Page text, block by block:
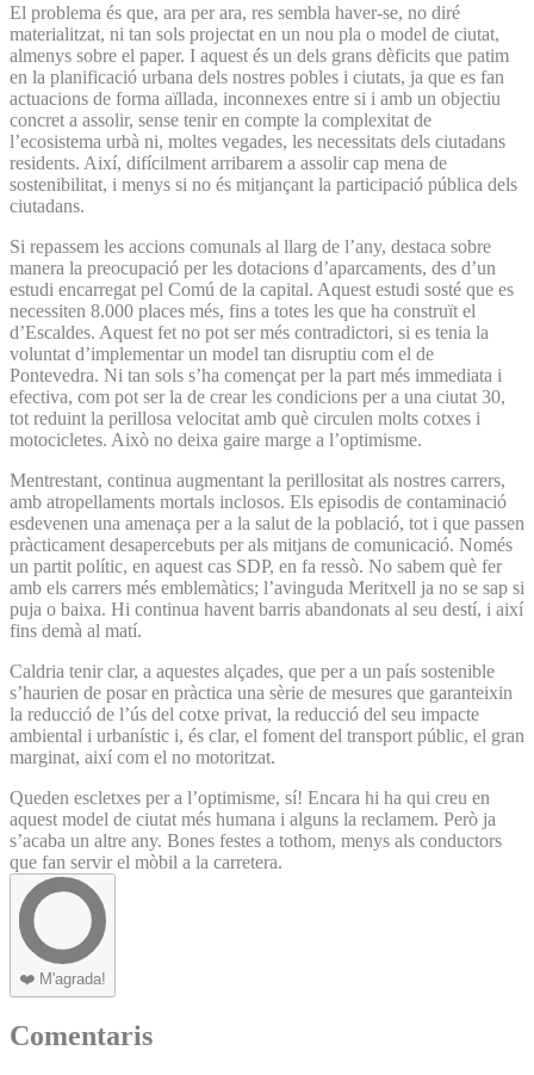
El problema és que, ara per ara, res sembla haver-se, no diré
materialitzat, ni tan sols projectat en un nou pla o model de ciutat,
almenys sobre el paper. I aquest és un dels grans dèficits que patim
en la planificació urbana dels nostres pobles i ciutats, ja que es fan
actuacions de forma aïllada, inconnexes entre si i amb un objectiu
concret a assolir, sense tenir en compte la complexitat de
l’ecosistema urbà ni, moltes vegades, les necessitats dels ciutadans
residents. Així, difícilment arribarem a assolir cap mena de
sostenibilitat, i menys si no és mitjançant la participació pública dels
ciutadans.
Si repassem les accions comunals al llarg de l’any, destaca sobre
manera la preocupació per les dotacions d’aparcaments, des d’un
estudi encarregat pel Comú de la capital. Aquest estudi sosté que es
necessiten 8.000 places més, fins a totes les que ha construït el
d’Escaldes. Aquest fet no pot ser més contradictori, si es tenia la
voluntat d’implementar un model tan disruptiu com el de
Pontevedra. Ni tan sols s’ha començat per la part més immediata i
efectiva, com pot ser la de crear les condicions per a una ciutat 30,
tot reduint la perillosa velocitat amb què circulen molts cotxes i
motocicletes. Això no deixa gaire marge a l’optimisme.
Mentrestant, continua augmentant la perillositat als nostres carrers,
amb atropellaments mortals inclosos. Els episodis de contaminació
esdevenen una amenaça per a la salut de la població, tot i que passen
pràcticament desapercebuts per als mitjans de comunicació. Només
un partit polític, en aquest cas SDP, en fa ressò. No sabem què fer
amb els carrers més emblemàtics; l’avinguda Meritxell ja no se sap si
puja o baixa. Hi continua havent barris abandonats al seu destí, i així
fins demà al matí.
Caldria tenir clar, a aquestes alçades, que per a un país sostenible
s’haurien de posar en pràctica una sèrie de mesures que garanteixin
la reducció de l’ús del cotxe privat, la reducció del seu impacte
ambiental i urbanístic i, és clar, el foment del transport públic, el gran
marginat, així com el no motoritzat.
Queden escletxes per a l’optimisme, sí! Encara hi ha qui creu en
aquest model de ciutat més humana i alguns la reclamem. Però ja
s’acaba un altre any. Bones festes a tothom, menys als conductors
que fan servir el mòbil a la carretera.
❤️ M'agrada!
Comentaris